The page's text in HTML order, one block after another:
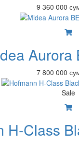
9 360 000
Aurora
7 800 000
Sale
H-Class